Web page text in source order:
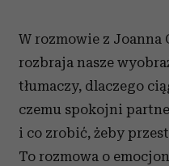
W rozmowie z Joanna
rozbraja nasze
tłumaczy, dlaczego
czemu spokojni
i co zrobić, żeby
To rozmowa o